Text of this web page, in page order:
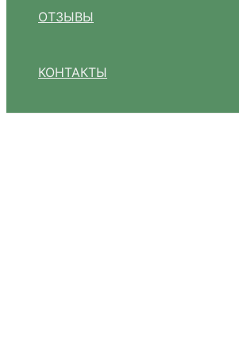
ОТЗЫВЫ
КОНТАКТЫ